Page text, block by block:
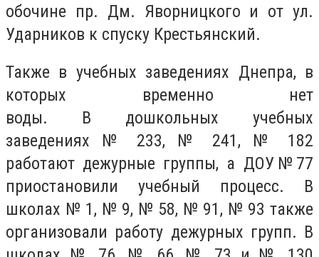
обочине пр. Дм. Яворницкого и от ул.
Ударников к спуску Крестьянский.
Также в учебных заведениях Днепра, в
которых временно нет
воды. В дошкольных учебных
заведениях № 233, № 241, № 182
работают дежурные группы, а ДОУ№77
приостановили учебный процесс. В
школах № 1, № 9, № 58, № 91, № 93 также
организовали работу дежурных групп. В